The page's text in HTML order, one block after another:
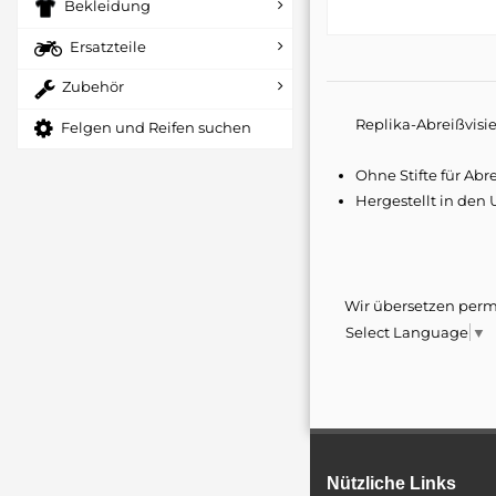
Bekleidung
Ersatzteile
Zubehör
Felgen und Reifen suchen Replika-
Ohne Stifte für
Hergestellt in den
Wir übersetzen
Select Language ▼
Stückzahl
fachen nationalen
war, anstatt ein 20-
Nützliche Links